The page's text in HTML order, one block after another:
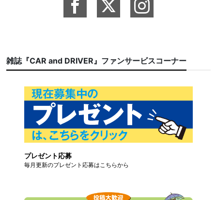
雑誌『CAR and DRIVER』ファンサービスコーナー
プレゼント応募
毎月更新のプレゼント応募はこちらから